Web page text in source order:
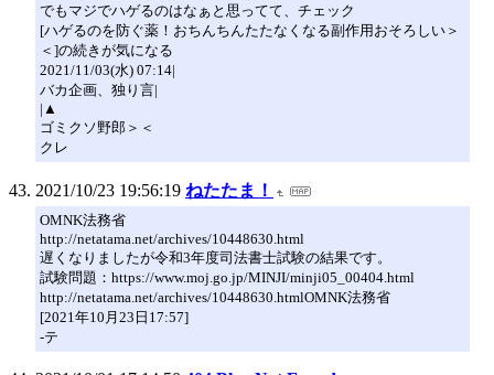
でもマジでハゲるのはなぁと思ってて、チェック
[ハゲるのを防ぐ薬！おちんちんたたなくなる副作用おそろしい＞
＜]の続きが気になる
2021/11/03(水) 07:14|
バカ企画、独り言|
|▲
ゴミクソ野郎＞＜
クレ
2021/10/23 19:56:19 ねたたま！
OMNK法務省
http://netatama.net/archives/10448630.html
遅くなりましたが令和3年度司法書士試験の結果です。
試験問題：https://www.moj.go.jp/MINJI/minji05_00404.html
http://netatama.net/archives/10448630.htmlOMNK法務省
[2021年10月23日17:57]
-テ